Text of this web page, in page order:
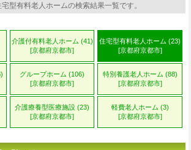
型有料老人ホームの検索結果一覧です。
介護付有料老人ホーム (41)
[京都府京都市]
住宅型有料老人ホーム (23)
[京都府京都市]
グループホーム (106)
[京都府京都市]
特別養護老人ホーム (88)
[京都府京都市]
介護療養型医療施設 (23)
[京都府京都市]
軽費老人ホーム (3)
[京都府京都市]